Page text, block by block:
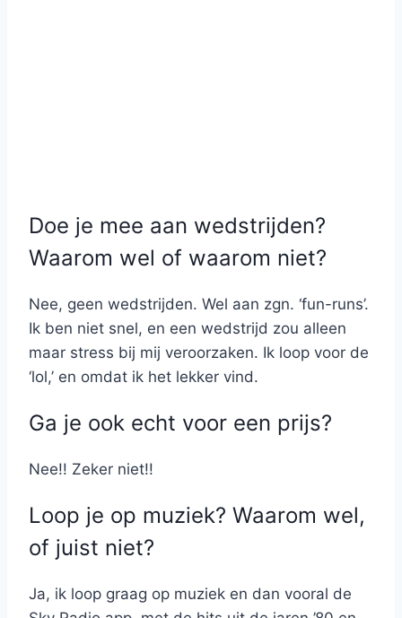
Doe je mee aan wedstrijden?
Waarom wel of waarom niet?
Nee, geen wedstrijden. Wel aan zgn. ‘fun-runs’.
Ik ben niet snel, en een wedstrijd zou alleen
maar stress bij mij veroorzaken. Ik loop voor de
‘lol,’ en omdat ik het lekker vind.
Ga je ook echt voor een prijs?
Nee!! Zeker niet!!
Loop je op muziek? Waarom wel,
of juist niet?
Ja, ik loop graag op muziek en dan vooral de